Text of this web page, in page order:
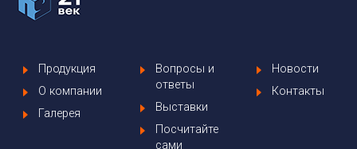
Продукция
О компании
Галерея
Вопросы и
ответы
Выставки
Посчитайте
сами
Новости
Контакты